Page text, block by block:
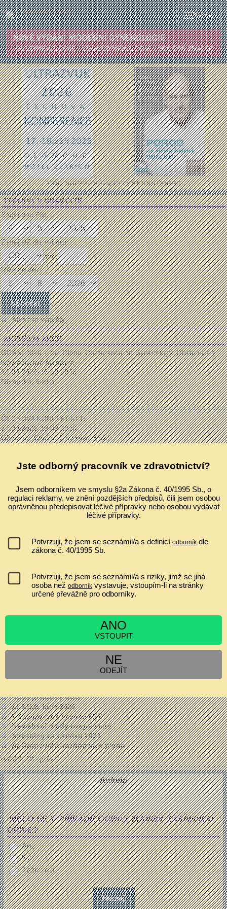
Jste odborný pracovník ve zdravotnictví?
Jsem odborníkem ve smyslu §2a Zákona č. 40/1995 Sb., o
regulaci reklamy, ve znění pozdějších předpisů, čili jsem osobou
oprávněnou předepisovat léčivé přípravky nebo osobou vydávat
léčivé přípravky.
Potvrzuji, že jsem se seznámil/a s definicí odborník dle
zákona č. 40/1995 Sb.
Potvrzuji, že jsem se seznámil/a s riziky, jimž se jiná
osoba než odborník vystavuje, vstoupím-li na stránky
určené převážně pro odborníky.
ANO
VSTOUPIT
NE
ODEJÍT
Menu
ZPRÁVY
Obezita v těhotenství
PCOS je nově PMOS
V.I.S.U.S. kurz 2026
Aktualizované licence FMF
Previabilní plody-magnesium
Screening ca cervixu 2026
Vir Oropouche-malformace plodu
dalších 50 zpráv ...
AKTUÁLNÍ AKCE
GORM 2026 - 2nd Global Conference on Gynecology, Obstetrics &
Reproductive Medicine
14.09.2026-15.09.2026
Německo, Berlín
...
ČECHOVA KONFERENCE
17.09.2026-19.09.2026
Olomouc, Clarion Congress Hotel
konferenci s mezinárodní účastí ve spolupráci s Fetal Medicine
IVF A EMBRYOTRANSFER ZVYŠUJE RIZIKO PLACENTA
PRAEVIA?
jen asi 1,2x zvyšuje riziko
ano, minimálně jen v I. a II. trimestru
6557| Komentáře:
TERMÍNY V GRAVIDITĚ
Zadej den PM:
Zadej UZ dle výběru:
mm:
Měřeno dne:
Klasické výpočty
Vstup do uzavřené skupiny gynekologů Gynstart
Anketa
MĚLO SE V PŘÍPADĚ GORILY MAMBY ZASÁHNOU
DŘIVE?
Ano
Ne
Těžko řict